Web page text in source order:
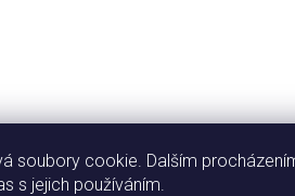
soubory cookie. Dalším
s jejich používáním.